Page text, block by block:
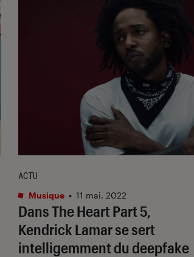
DansThe Heart Part 5,
Kendrick Lamar se sert
intelligemment du deepfake
ACTU
Musique • 11 mai. 2022